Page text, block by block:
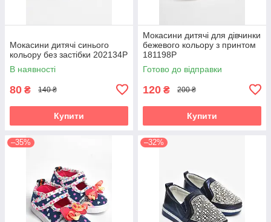
Мокасини дитячі синього
кольору без застібки 202134P
В наявності
80 ₴ 140 ₴
Купити
Мокасини дитячі для дівчинки
бежевого кольору з принтом
181198P
Готово до відправки
120 ₴ 200 ₴
Купити
–35% –32%